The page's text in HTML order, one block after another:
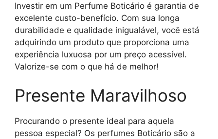
Investir em um Perfume Boticário é garantia de
excelente custo-benefício. Com sua longa
durabilidade e qualidade inigualável, você está
adquirindo um produto que proporciona uma
experiência luxuosa por um preço acessível.
Valorize-se com o que há de melhor!
Presente Maravilhoso
Procurando o presente ideal para aquela
pessoa especial? Os perfumes Boticário são a